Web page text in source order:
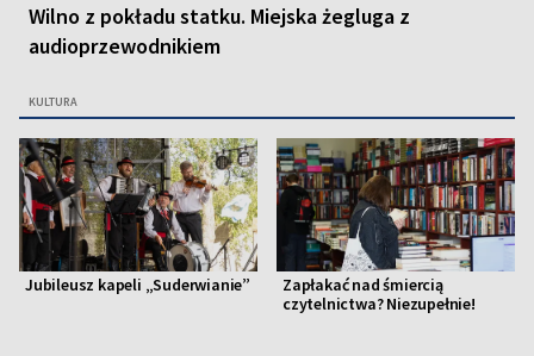
Wilno z pokładu statku. Miejska żegluga z
audioprzewodnikiem
KULTURA
Jubileusz kapeli „Suderwianie”
Zapłakać nad śmiercią
czytelnictwa? Niezupełnie!